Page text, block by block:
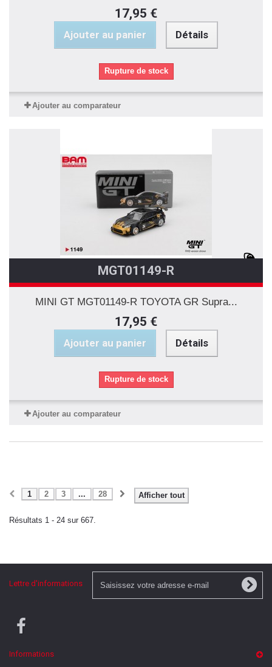
17,95 €
Ajouter au panier Détails
Rupture de stock
Ajouter au comparateur
MGT01149-R
MINI GT MGT01149-R TOYOTA GR Supra...
17,95 €
Ajouter au panier Détails
Rupture de stock
Ajouter au comparateur
Afficher tout
1 2 3 ... 28
Résultats 1 - 24 sur 667.
Lettre d'informations
Informations